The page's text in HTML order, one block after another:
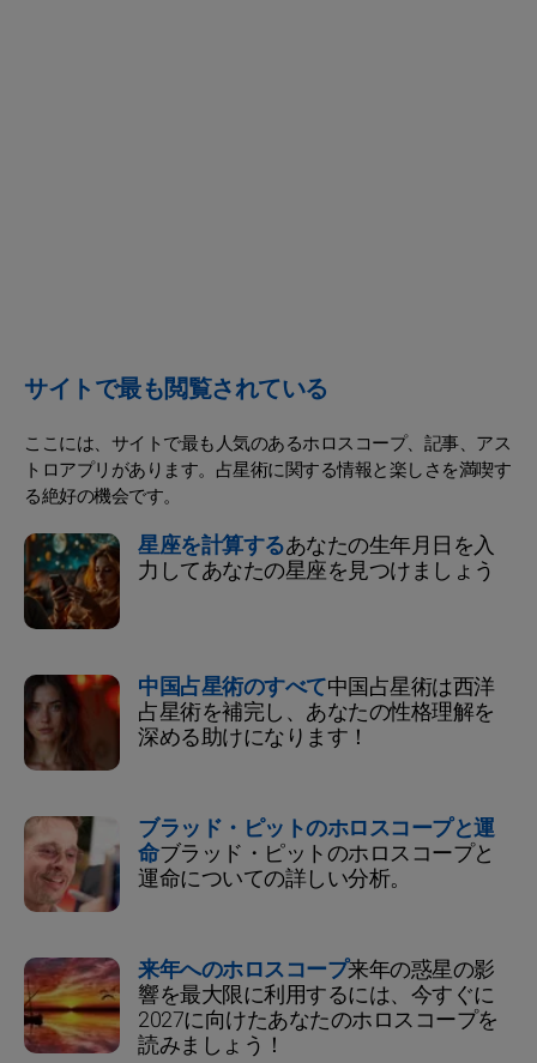
サイトで最も閲覧されている
ここには、サイトで最も人気のあるホロスコープ、記事、アス
トロアプリがあります。占星術に関する情報と楽しさを満喫す
る絶好の機会です。
星座を計算するあなたの生年月日を入
力してあなたの星座を見つけましょう
中国占星術のすべて中国占星術は西洋
占星術を補完し、あなたの性格理解を
深める助けになります！
ブラッド・ピットのホロスコープと運
命ブラッド・ピットのホロスコープと
運命についての詳しい分析。
来年へのホロスコープ来年の惑星の影
響を最大限に利用するには、今すぐに
2027に向けたあなたのホロスコープを
読みましょう！